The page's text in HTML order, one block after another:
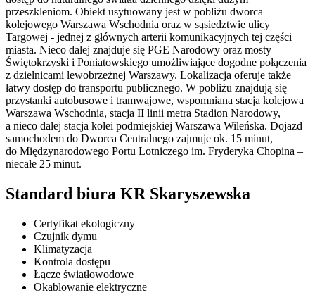
przeszkleniom. Obiekt usytuowany jest w pobliżu dworca
kolejowego Warszawa Wschodnia oraz w sąsiedztwie ulicy
Targowej - jednej z głównych arterii komunikacyjnych tej części
miasta. Nieco dalej znajduje się PGE Narodowy oraz mosty
Świętokrzyski i Poniatowskiego umożliwiające dogodne połączenia
z dzielnicami lewobrzeżnej Warszawy. Lokalizacja oferuje także
łatwy dostęp do transportu publicznego. W pobliżu znajdują się
przystanki autobusowe i tramwajowe, wspomniana stacja kolejowa
Warszawa Wschodnia, stacja II linii metra Stadion Narodowy,
a nieco dalej stacja kolei podmiejskiej Warszawa Wileńska. Dojazd
samochodem do Dworca Centralnego zajmuje ok. 15 minut,
do Międzynarodowego Portu Lotniczego im. Fryderyka Chopina –
niecałe 25 minut.
Standard biura KR Skaryszewska
Certyfikat ekologiczny
Czujnik dymu
Klimatyzacja
Kontrola dostępu
Łącze światłowodowe
Okablowanie elektryczne